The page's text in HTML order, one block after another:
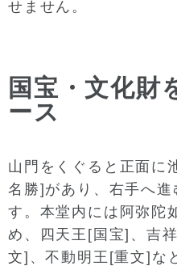
せません。
国宝・文化財
ース
山門をくぐると正面に
名勝]があり、右手へ
す。本堂内には阿弥陀
め、四天王[国宝]、吉
文]、不動明王[重文]な